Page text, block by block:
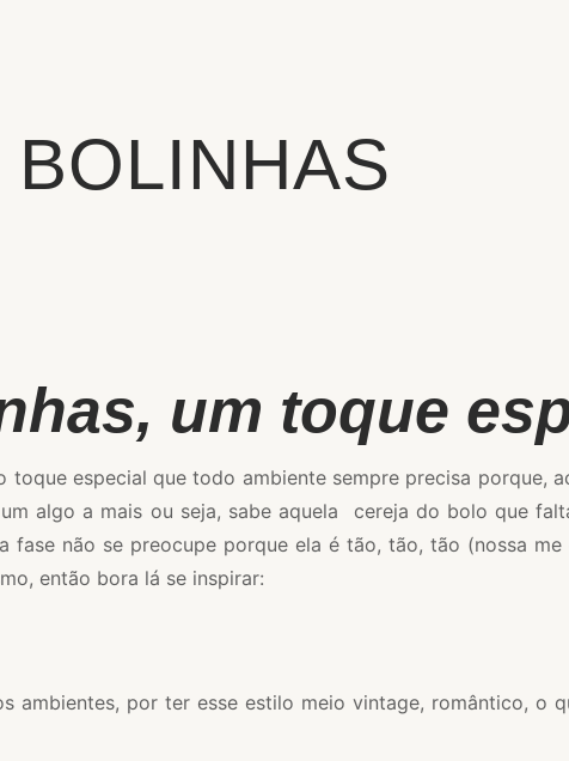
um toque
toque especial que todo ambiente sempre precisa porque,
algo a mais ou seja, sabe aquela cereja do bolo que
fase não se preocupe porque ela é tão, tão, tão (nossa
então bora lá se inspirar:
ambientes, por ter esse estilo meio vintage, romântico, o